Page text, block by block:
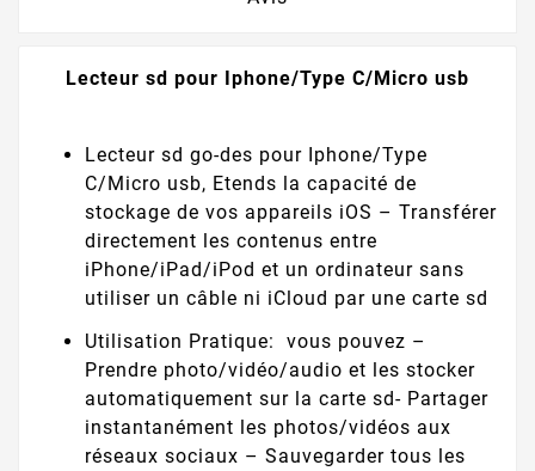
Lecteur sd pour Iphone/Type C/Micro usb
Lecteur sd go-des pour Iphone/Type
C/Micro usb, Etends la capacité de
stockage de vos appareils iOS – Transférer
directement les contenus entre
iPhone/iPad/iPod et un ordinateur sans
utiliser un câble ni iCloud par une carte sd
Utilisation Pratique: vous pouvez –
Prendre photo/vidéo/audio et les stocker
automatiquement sur la carte sd- Partager
instantanément les photos/vidéos aux
réseaux sociaux – Sauvegarder tous les